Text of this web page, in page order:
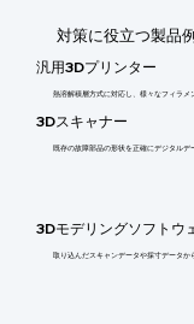
対策に役立つ製品
汎用3Dプリンター
熱溶解積層方式に対応し、様々なフィラメ
3Dスキャナー
既存の故障部品の形状を正確にデジタルデ
3Dモデリングソフトウ
取り込んだスキャンデータや採寸データか